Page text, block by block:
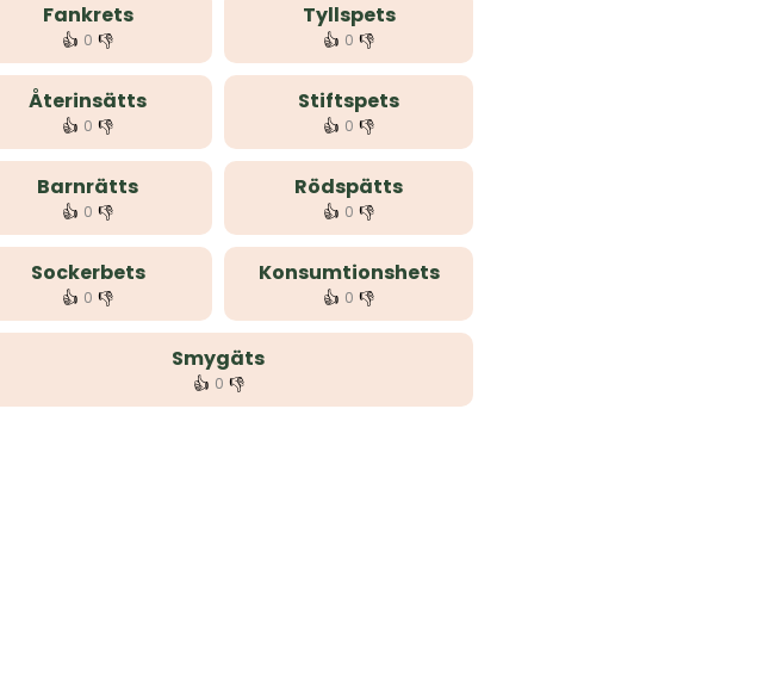
Fankrets
👍 0 👎
Tyllspets
👍 0 👎
Återinsätts
👍 0 👎
Stiftspets
👍 0 👎
Barnrätts
👍 0 👎
Rödspätts
👍 0 👎
Sockerbets
👍 0 👎
Konsumtionshets
👍 0 👎
Smygäts
👍 0 👎